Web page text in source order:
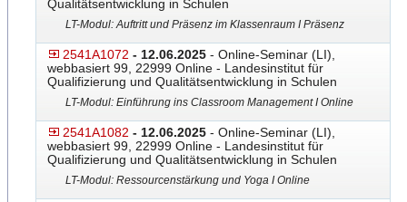
Qualitätsentwicklung in Schulen
LT-Modul: Auftritt und Präsenz im Klassenraum I Präsenz
2541A1072 - 12.06.2025 - Online-Seminar (LI),
webbasiert 99, 22999 Online - Landesinstitut für
Qualifizierung und Qualitätsentwicklung in Schulen
LT-Modul: Einführung ins Classroom Management I Online
2541A1082 - 12.06.2025 - Online-Seminar (LI),
webbasiert 99, 22999 Online - Landesinstitut für
Qualifizierung und Qualitätsentwicklung in Schulen
LT-Modul: Ressourcenstärkung und Yoga I Online